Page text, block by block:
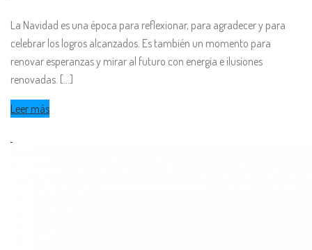
La Navidad es una época para reflexionar, para agradecer y para
celebrar los logros alcanzados. Es también un momento para
renovar esperanzas y mirar al futuro con energía e ilusiones
renovadas. [...]
Leer más